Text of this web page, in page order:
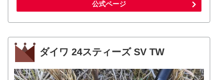
公式ページ
ダイワ 24スティーズ SV TW